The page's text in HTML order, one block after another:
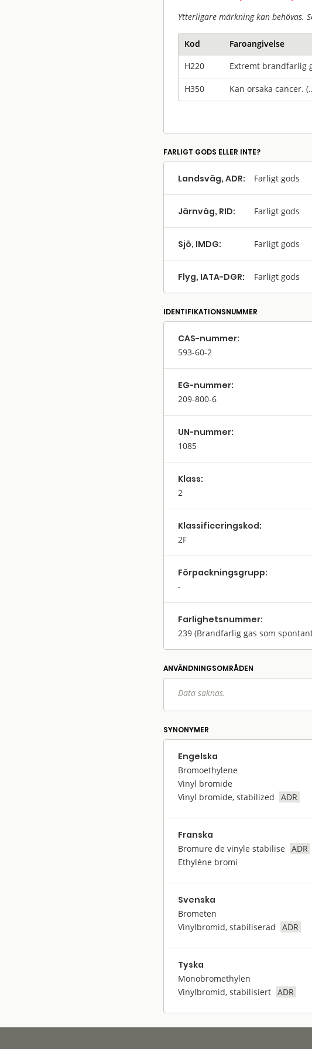
Ytterligare märkning kan behövas.
Kod
Faroangivelse
H220
Extremt brandfarlig
H350 Kan orsaka cancer.
FARLIGT GODS ELLER INTE?
Landsväg, ADR: Farligt gods
Järnväg, RID: Farligt gods
Sjö, IMDG: Farligt gods
Flyg, IATA-DGR: Farligt gods
IDENTIFIKATIONSNUMMER
CAS-nummer:
593-60-2
EG-nummer:
209-800-6
UN-nummer:
1085
Klass:
2
Klassifi­cerings­kod:
2F
Förpack­nings­grupp:
Farlighets­nummer:
239 (Brandfarlig gas som
ANVÄNDNINGS­OMRÅDEN
Data saknas.
SYNONYMER
Engelska
Bromoethylene
Vinyl bromide
Vinyl bromide, stabilized
ADR
Franska
Bromure de vinyle stabilise
ADR
Ethyléne bromi
Svenska
Brometen
Vinylbromid, stabiliserad
ADR
Tyska
Monobromethylen
Vinylbromid, stabilisiert ADR